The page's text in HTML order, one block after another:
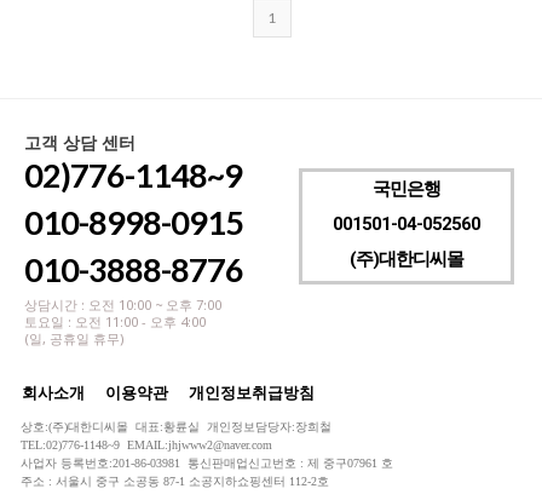
1
고객 상담 센터
02)776-1148~9
010-8998-0915
010-3888-8776
상담시간 : 오전 10:00 ~ 오후 7:00
토요일 : 오전 11:00 - 오후 4:00
(일, 공휴일 휴무)
국민은행
001501-04-052560
(주)대한디씨몰
회사소개 이용약관 개인정보취급방침
상호:(주)대한디씨몰 대표:황륜실 개인정보담당자:장희철
TEL:02)776-1148~9 EMAIL:jhjwww2@naver.com
사업자 등록번호:201-86-03981 통신판매업신고번호 : 제 중구07961 호
주소 : 서울시 중구 소공동 87-1 소공지하쇼핑센터 112-2호